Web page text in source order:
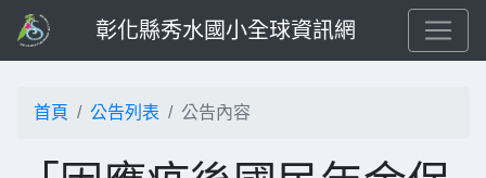
彰化縣秀水國小全球資訊網
首頁 公告列表 公告內容